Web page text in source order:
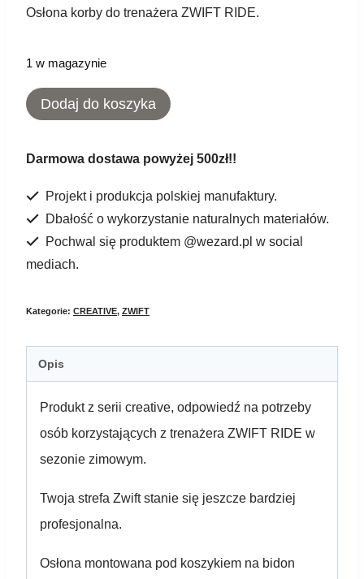
Osłona korby do trenażera ZWIFT RIDE.
1 w magazynie
ilość
RIDE
cover
Dodaj do koszyka
Darmowa dostawa powyżej 500zł!!
Projekt i produkcja polskiej manufaktury.
Dbałość o wykorzystanie naturalnych materiałów.
Pochwal się produktem @wezard.pl w social
mediach.
Kategorie: CREATIVE, ZWIFT
Opis
Produkt z serii creative, odpowiedź na potrzeby
osób korzystających z trenażera ZWIFT RIDE w
sezonie zimowym.
Twoja strefa Zwift stanie się jeszcze bardziej
profesjonalna.
Osłona montowana pod koszykiem na bidon